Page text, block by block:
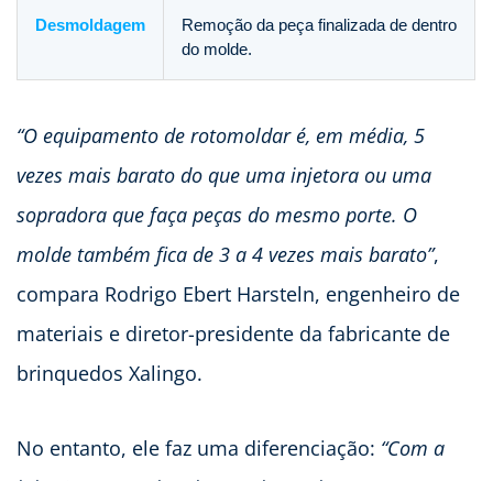
Desmoldagem
Remoção da peça finalizada de dentro
do molde.
“O equipamento de rotomoldar é, em média, 5
vezes mais barato do que uma injetora ou uma
sopradora que faça peças do mesmo porte. O
molde também fica de 3 a 4 vezes mais barato”,
compara Rodrigo Ebert Harsteln, engenheiro de
materiais e diretor-presidente da fabricante de
brinquedos Xalingo.
No entanto, ele faz uma diferenciação: “Com a